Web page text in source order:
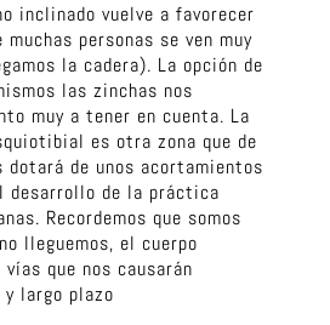
inclinado vuelve a favorecer
personas se ven muy
la cadera). La opción de
las zinchas nos
muy a tener en cuenta. La
es otra zona que de
de unos acortamientos
desarrollo de la práctica
Recordemos que somos
lleguemos, el cuerpo
que nos causarán
largo plazo